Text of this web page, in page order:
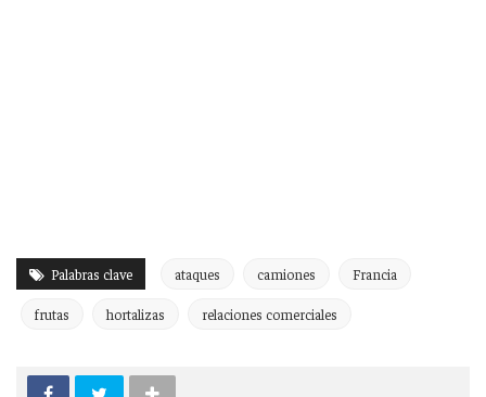
Palabras clave ataques camiones Francia
frutas hortalizas relaciones comerciales